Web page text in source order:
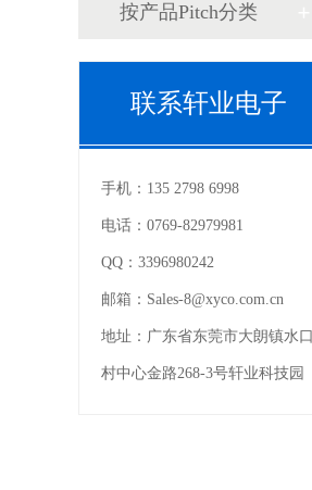
按产品Pitch分类
联系轩业电子
手机： 135 2798 6998
电话： 0769-82979981
QQ： 3396980242
邮箱： Sales-8@xyco.com.cn
地址： 广东省东莞市大朗镇水口
村中心金路268-3号轩业科技园